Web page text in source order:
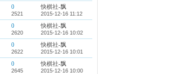
0
2521
快棋社-飘
2015-12-16 11:12
0
2620
快棋社-飘
2015-12-16 10:02
0
2622
快棋社-飘
2015-12-16 10:01
0
2645
快棋社-飘
2015-12-16 10:00